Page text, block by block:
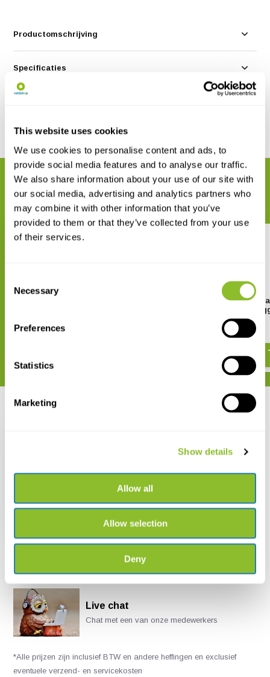
This website uses cookies
We use cookies to personalise content and ads, to
provide social media features and to analyse our traffic.
We also share information about your use of our site with
our social media, advertising and analytics partners who
may combine it with other information that you’ve
provided to them or that they’ve collected from your use
of their services.
Selection
Necessary
Preferences
Statistics
Marketing
Show details
Allow all
Allow selection
Deny
Productomschrijving
Specificaties
Delen
GERELATEERDE PRODUCTEN
Maak uw bestelling compleet
HOBO Pendant MX
Temperatuur
MX2201
€ 127,41
Recent bekeken
MX2201/2202
Live chat
Chat met een van onze medewerkers
*Alle prijzen zijn inclusief BTW en andere heffingen en exclusief
eventuele verzend- en servicekosten